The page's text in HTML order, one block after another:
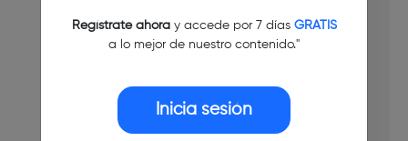
Regístrate ahoray accede por 7 días GRATIS
a lo mejor de nuestro contenido."
Inicia sesión